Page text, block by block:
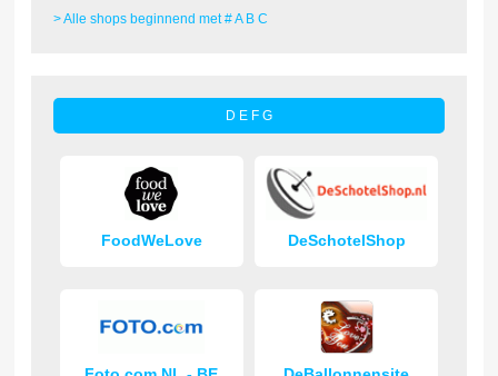
> Alle shops beginnend met # A B C
D E F G
FoodWeLove DeSchotelShop